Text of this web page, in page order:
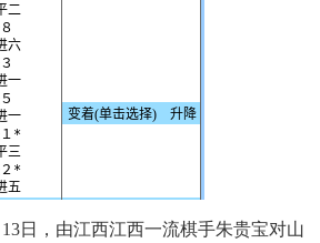
日，由江西江西一流棋手朱贵宝对山